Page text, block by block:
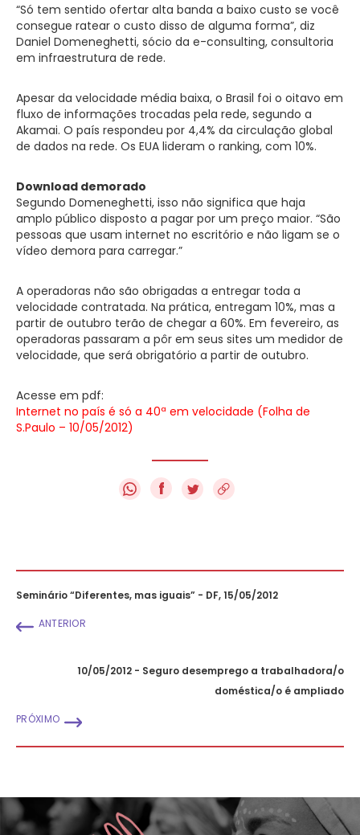
“Só tem sentido ofertar alta banda a baixo custo se você
consegue ratear o custo disso de alguma forma”, diz
Daniel Domeneghetti, sócio da e-consulting, consultoria
em infraestrutura de rede.
Apesar da velocidade média baixa, o Brasil foi o oitavo em
fluxo de informações trocadas pela rede, segundo a
Akamai. O país respondeu por 4,4% da circulação global
de dados na rede. Os EUA lideram o ranking, com 10%.
Download demorado
Segundo Domeneghetti, isso não significa que haja
amplo público disposto a pagar por um preço maior. “São
pessoas que usam internet no escritório e não ligam se o
vídeo demora para carregar.”
A operadoras não são obrigadas a entregar toda a
velocidade contratada. Na prática, entregam 10%, mas a
partir de outubro terão de chegar a 60%. Em fevereiro, as
operadoras passaram a pôr em seus sites um medidor de
velocidade, que será obrigatório a partir de outubro.
Acesse em pdf:
Internet no país é só a 40ª em velocidade (Folha de
S.Paulo – 10/05/2012)
f
Seminário “Diferentes, mas iguais” - DF, 15/05/2012
ANTERIOR
10/05/2012 - Seguro desemprego a trabalhadora/o
doméstica/o é ampliado
PRÓXIMO